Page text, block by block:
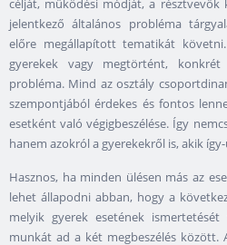
célját, működési módját, a résztvevők
jelentkező általános probléma
előre megállapított tematikát
gyerekek vagy megtörtént, konkrét
probléma. Mind az osztály
szempontjából érdekes és fontos
esetként való végigbeszélése. Így
hanem azokról a gyerekekről is, akik
Hasznos, ha minden ülésen más az
lehet állapodni abban, hogy a
melyik gyerek esetének
munkát ad a két megbeszélés között.